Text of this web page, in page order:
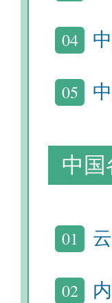
04
05
中国
01
02